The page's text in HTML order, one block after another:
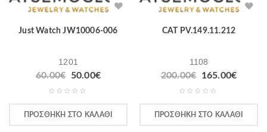
Just Watch JW10006-006
1201
60.00€ 50.00€
ΠΡΟΣΘΉΚΗ ΣΤΟ ΚΑΛΆΘΙ
CAT PV.149.11.212
1108
200.00€ 165.00€
ΠΡΟΣΘΉΚΗ ΣΤΟ ΚΑΛΆΘΙ